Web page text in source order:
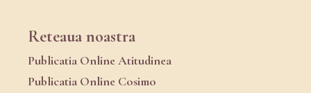
Reteaua noastra
Publicatia Online Atitudinea
Publicatia Online Cosimo